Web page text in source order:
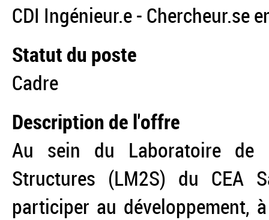
CDI Ingénieur.e - Chercheur.se
Statut du poste
Cadre
Description de l'offre
Au sein du Laboratoire de
Structures (LM2S) du CEA
participer au développement,